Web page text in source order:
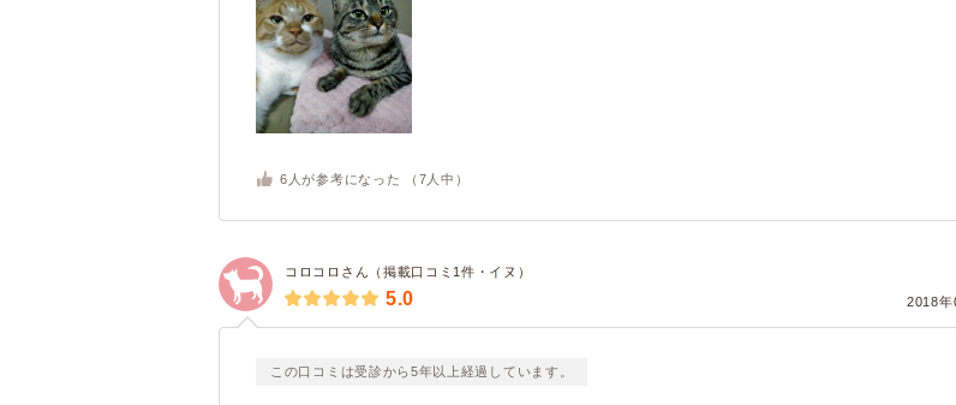
6 人が参考になった （ 7 人中）
コロコロさん（掲載口コミ1件・イヌ）
2018年
5.0
この口コミは受診から5年以上経過しています。